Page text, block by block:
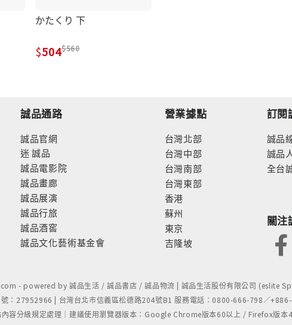
かたくり 下
504 560
誠品通路
誠品官網
迷 誠品
誠品電影院
誠品畫廊
誠品展演
誠品行旅
誠品酒窖
誠品文化藝術基金會
營業據點
台灣北部
台灣中部
台灣南部
台灣東部
香港
蘇州
東京
吉隆坡
訂閱
誠品
誠品
全台
關注
- powered by 誠品生活 / 誠品書店 / 誠品物流 | 誠品生活股份有限公司 (eslite
號：27952966 | 台灣台北市信義區松德路204號B1 服務電話：0800-666-798／
內容分級規定處理｜建議使用瀏覽器版本：Google Chrome版本60以上 / Firefox版